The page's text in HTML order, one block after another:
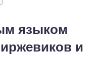
языком
и